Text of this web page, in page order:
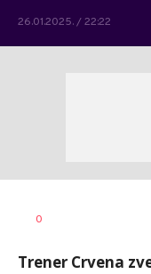
26.01.2025. / 22:22
0
Trener Crvena